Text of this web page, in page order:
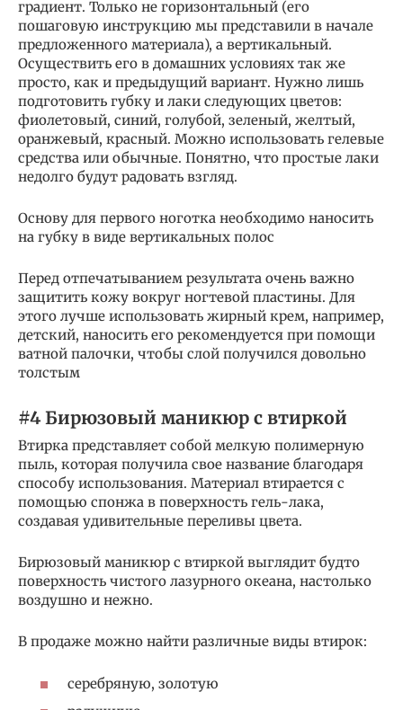
градиент. Только не горизонтальный (его
пошаговую инструкцию мы представили в начале
предложенного материала), а вертикальный.
Осуществить его в домашних условиях так же
просто, как и предыдущий вариант. Нужно лишь
подготовить губку и лаки следующих цветов:
фиолетовый, синий, голубой, зеленый, желтый,
оранжевый, красный. Можно использовать гелевые
средства или обычные. Понятно, что простые лаки
недолго будут радовать взгляд.
Основу для первого ноготка необходимо наносить
на губку в виде вертикальных полос
Перед отпечатыванием результата очень важно
защитить кожу вокруг ногтевой пластины. Для
этого лучше использовать жирный крем, например,
детский, наносить его рекомендуется при помощи
ватной палочки, чтобы слой получился довольно
толстым
#4 Бирюзовый маникюр с втиркой
Втирка представляет собой мелкую полимерную
пыль, которая получила свое название благодаря
способу использования. Материал втирается с
помощью спонжа в поверхность гель-лака,
создавая удивительные переливы цвета.
Бирюзовый маникюр с втиркой выглядит будто
поверхность чистого лазурного океана, настолько
воздушно и нежно.
В продаже можно найти различные виды втирок:
серебряную, золотую